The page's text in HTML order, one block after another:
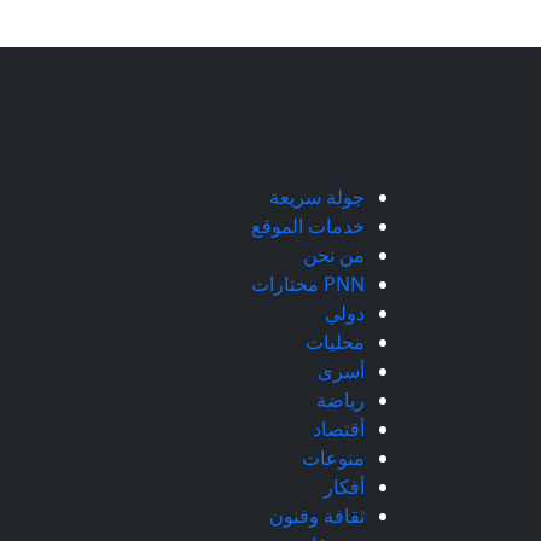
جولة سريعة
خدمات الموقع
من نحن
PNN مختارات
دولي
محليات
أسرى
رياضة
أقتصاد
منوعات
أفكار
ثقافة وفنون